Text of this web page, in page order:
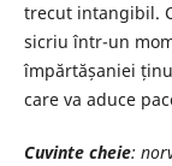
trecut intangibil.
sicriu într-un
împărtășaniei
care va aduce
Cuvinte cheie: